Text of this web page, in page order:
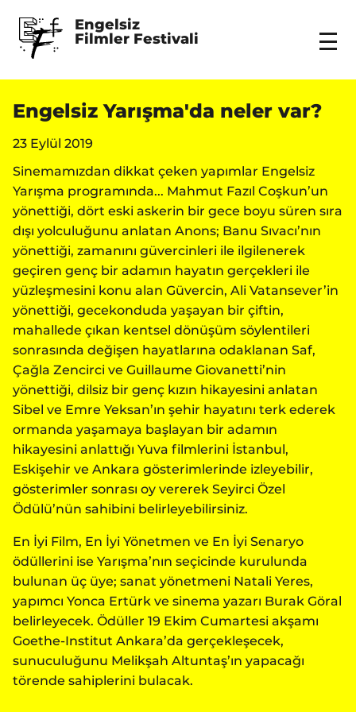
Engelsiz
Filmler Festivali
Menu
Engelsiz Yarışma'da neler var?
23 Eylül 2019
Sinemamızdan dikkat çeken yapımlar Engelsiz
Yarışma programında... Mahmut Fazıl Coşkun’un
yönettiği, dört eski askerin bir gece boyu süren sıra
dışı yolculuğunu anlatan Anons; Banu Sıvacı’nın
yönettiği, zamanını güvercinleri ile ilgilenerek
geçiren genç bir adamın hayatın gerçekleri ile
yüzleşmesini konu alan Güvercin, Ali Vatansever’in
yönettiği, gecekonduda yaşayan bir çiftin,
mahallede çıkan kentsel dönüşüm söylentileri
sonrasında değişen hayatlarına odaklanan Saf,
Çağla Zencirci ve Guillaume Giovanetti’nin
yönettiği, dilsiz bir genç kızın hikayesini anlatan
Sibel ve Emre Yeksan’ın şehir hayatını terk ederek
ormanda yaşamaya başlayan bir adamın
hikayesini anlattığı Yuva filmlerini İstanbul,
Eskişehir ve Ankara gösterimlerinde izleyebilir,
gösterimler sonrası oy vererek Seyirci Özel
Ödülü’nün sahibini belirleyebilirsiniz.
En İyi Film, En İyi Yönetmen ve En İyi Senaryo
ödüllerini ise Yarışma’nın seçicinde kurulunda
bulunan üç üye; sanat yönetmeni Natali Yeres,
yapımcı Yonca Ertürk ve sinema yazarı Burak Göral
belirleyecek. Ödüller 19 Ekim Cumartesi akşamı
Goethe-Institut Ankara’da gerçekleşecek,
sunuculuğunu Melikşah Altuntaş’ın yapacağı
törende sahiplerini bulacak.